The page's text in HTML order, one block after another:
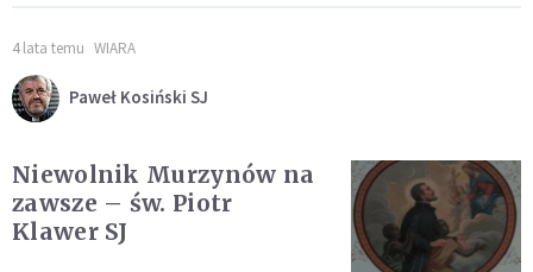
4 lata temu WIARA
Paweł Kosiński SJ
Niewolnik Murzynów na
zawsze – św. Piotr
Klawer SJ